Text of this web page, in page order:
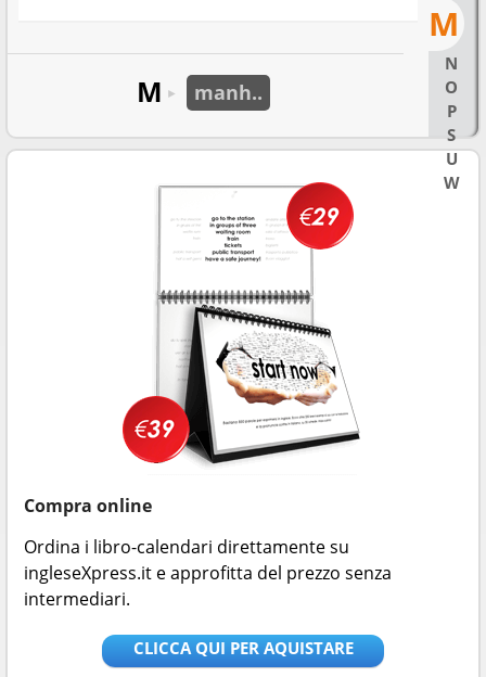
M
N
O
P
S
U
W
M ► manh..
Compra online
Ordina i libro-calendari direttamente su
ingleseXpress.it e approfitta del prezzo senza
intermediari.
CLICCA QUI PER AQUISTARE